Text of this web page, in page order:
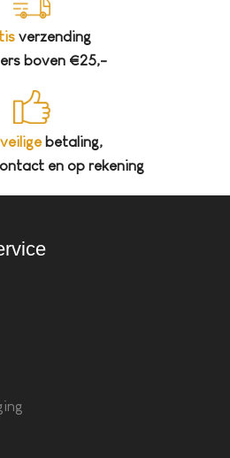
verzending
boven €25,-
betaling,
en op rekening